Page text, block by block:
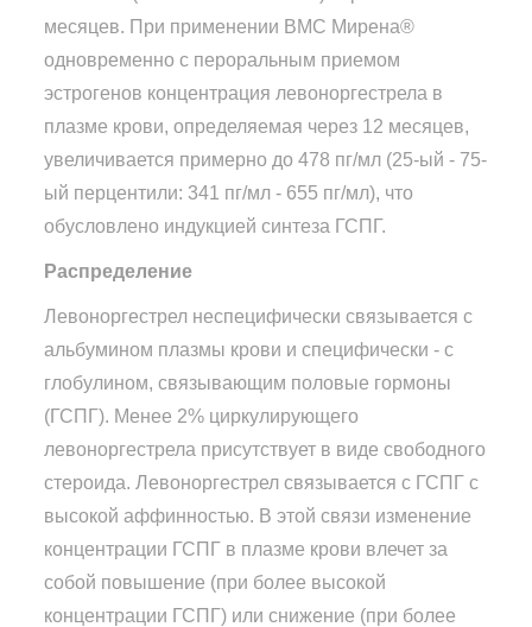
месяцев. При применении ВМС Мирена®
одновременно с пероральным приемом
эстрогенов концентрация левоноргестрела в
плазме крови, определяемая через 12 месяцев,
увеличивается примерно до 478 пг/мл (25-ый - 75-
ый перцентили: 341 пг/мл - 655 пг/мл), что
обусловлено индукцией синтеза ГСПГ.
Распределение
Левоноргестрел неспецифически связывается с
альбумином плазмы крови и специфически - с
глобулином, связывающим половые гормоны
(ГСПГ). Менее 2% циркулирующего
левоноргестрела присутствует в виде свободного
стероида. Левоноргестрел связывается с ГСПГ с
высокой аффинностью. В этой связи изменение
концентрации ГСПГ в плазме крови влечет за
собой повышение (при более высокой
концентрации ГСПГ) или снижение (при более